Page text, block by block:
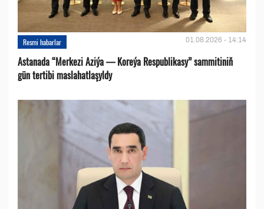
Resmi habarlar 01.08.2026 - 14:14
Astanada “Merkezi Aziýa — Koreýa Respublikasy” sammitiniň
gün tertibi maslahatlaşyldy